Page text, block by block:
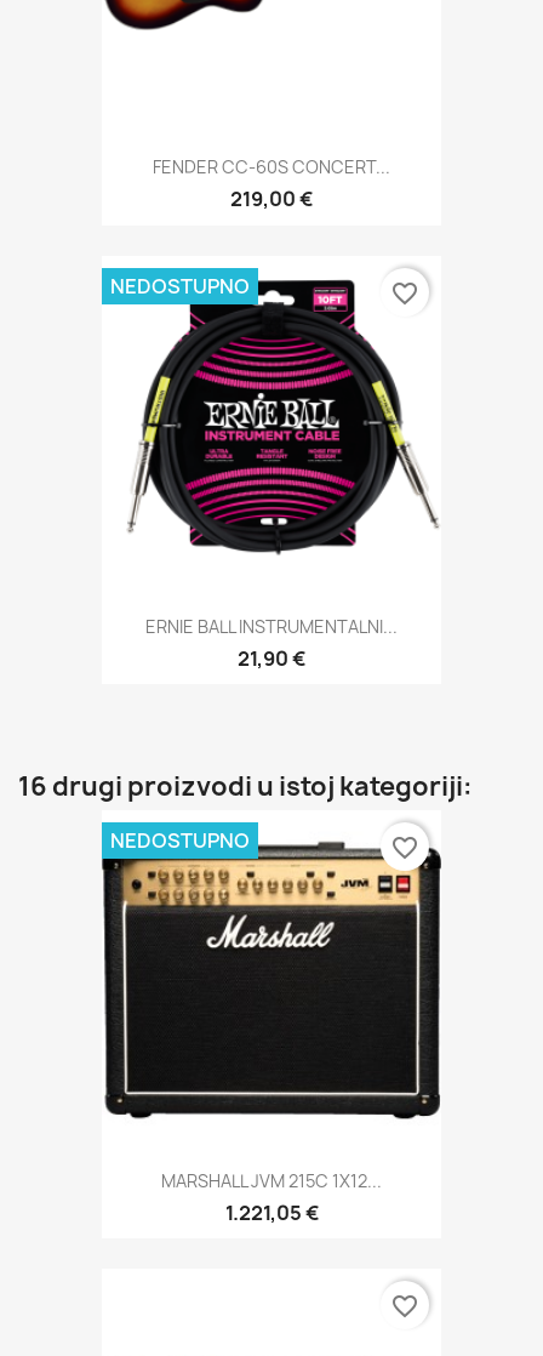
FENDER CC-60S CONCERT...
219,00 €
ERNIE BALL INSTRUMENTALNI...
21,90 €
NEDOSTUPNO favorite_border
16 drugi proizvodi u istoj kategoriji:
MARSHALL JVM 215C 1X12...
1.221,05 €
NEDOSTUPNO favorite_border
favorite_border